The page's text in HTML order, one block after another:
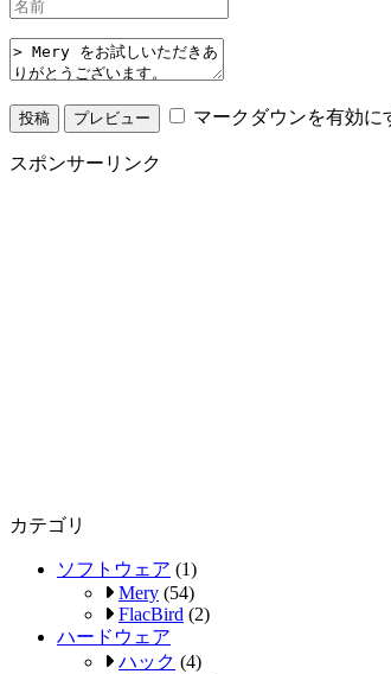
マークダウンを有効に
スポンサーリンク
カテゴリ
ソフトウェア (1)
Mery (54)
FlacBird (2)
ハードウェア
ハック (4)